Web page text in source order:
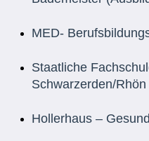
MED-
Staatliche
Schwarzerden/
Hollerhaus –